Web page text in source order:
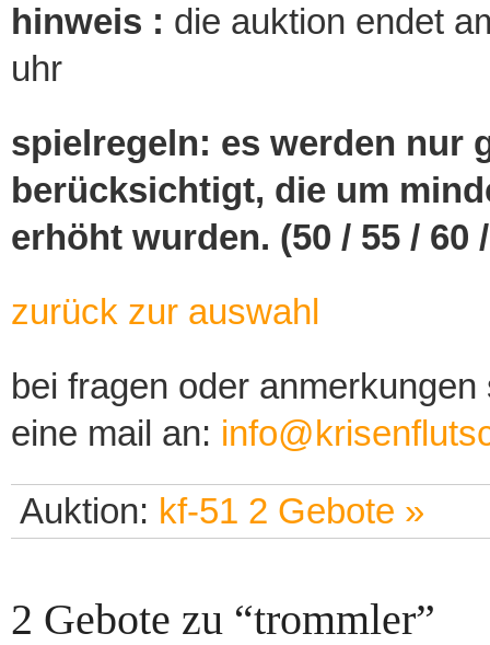
hinweis : die auktion endet
uhr
spielregeln: es werden nur
berücksichtigt, die um
erhöht wurden. (50 / 55 /
zurück zur auswahl
bei fragen oder
eine mail an:
Auktion: kf-51 2 Gebote »
2 Gebote zu “trommler”